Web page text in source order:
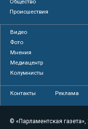
Общество
Происшествия
Видео
Фото
Мнения
Медиацентр
Колумнисты
Контакты Реклама
© «Парламентская газета»,